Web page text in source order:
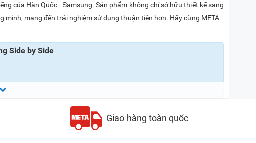
của Hàn Quốc - Samsung. Sản phẩm không chỉ sở hữu thiết kế sang
mang đến trải nghiệm sử dụng thuận tiện hơn. Hãy cùng META
Side by Side
kế, các công nghệ và tính năng được tích hợp. Nhưng nhìn chung, giá
Giao hàng toàn quốc